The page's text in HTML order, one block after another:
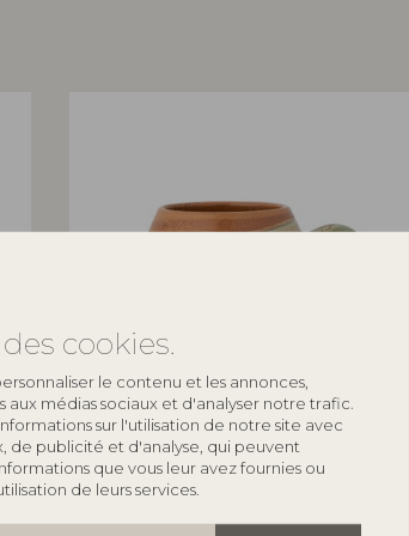
cookies.
le contenu et les annonces,
médias sociaux et d'analyser notre trafic.
sur l'utilisation de notre site avec
de publicité et d'analyse, qui peuvent
que vous leur avez fournies ou
de leurs services.
BLOOMINGVILLE
Paula Tasse, Verte, Grès
82072049
D9xH8 cm